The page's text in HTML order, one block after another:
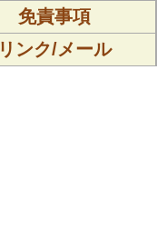
免責事項
リンク/メール